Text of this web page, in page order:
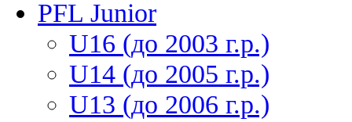
PFL Junior
U16 (до 2003 г.р.)
U14 (до 2005 г.р.)
U13 (до 2006 г.р.)